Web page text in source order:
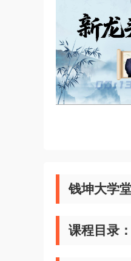
钱坤大学
课程目录：